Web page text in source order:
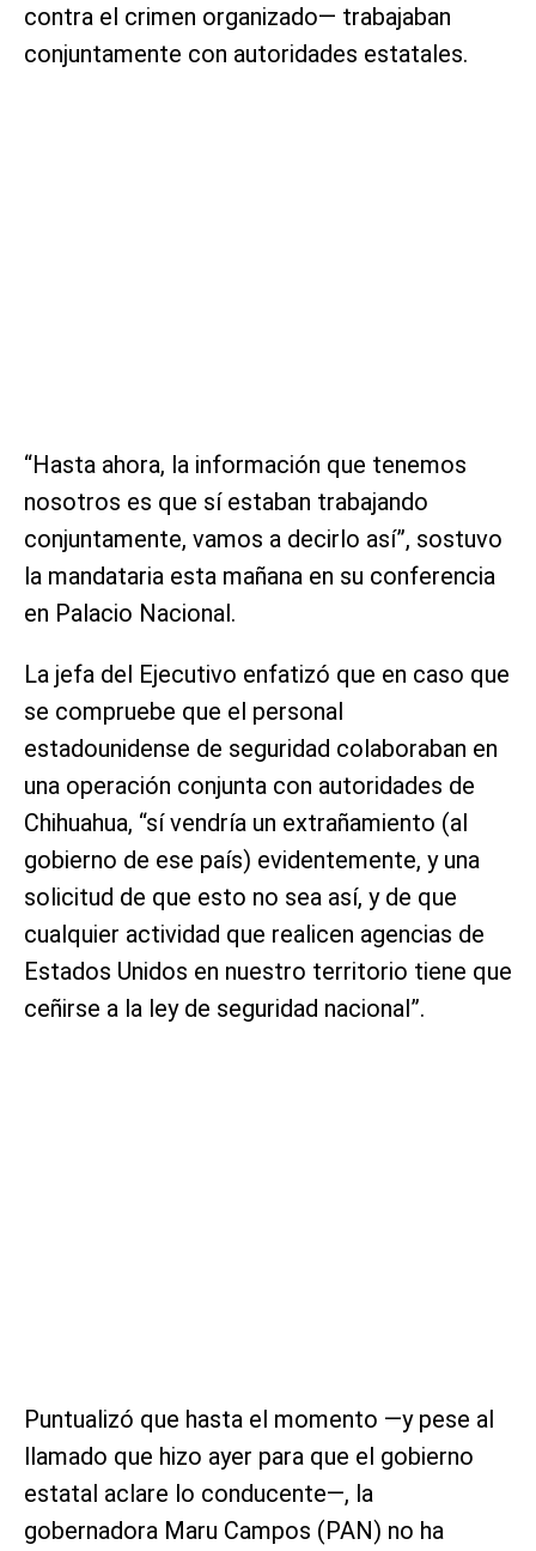
contra el crimen organizado— trabajaban
conjuntamente con autoridades estatales.
“Hasta ahora, la información que tenemos
nosotros es que sí estaban trabajando
conjuntamente, vamos a decirlo así”, sostuvo
la mandataria esta mañana en su conferencia
en Palacio Nacional.
La jefa del Ejecutivo enfatizó que en caso que
se compruebe que el personal
estadounidense de seguridad colaboraban en
una operación conjunta con autoridades de
Chihuahua, “sí vendría un extrañamiento (al
gobierno de ese país) evidentemente, y una
solicitud de que esto no sea así, y de que
cualquier actividad que realicen agencias de
Estados Unidos en nuestro territorio tiene que
ceñirse a la ley de seguridad nacional”.
Puntualizó que hasta el momento —y pese al
llamado que hizo ayer para que el gobierno
estatal aclare lo conducente—, la
gobernadora Maru Campos (PAN) no ha